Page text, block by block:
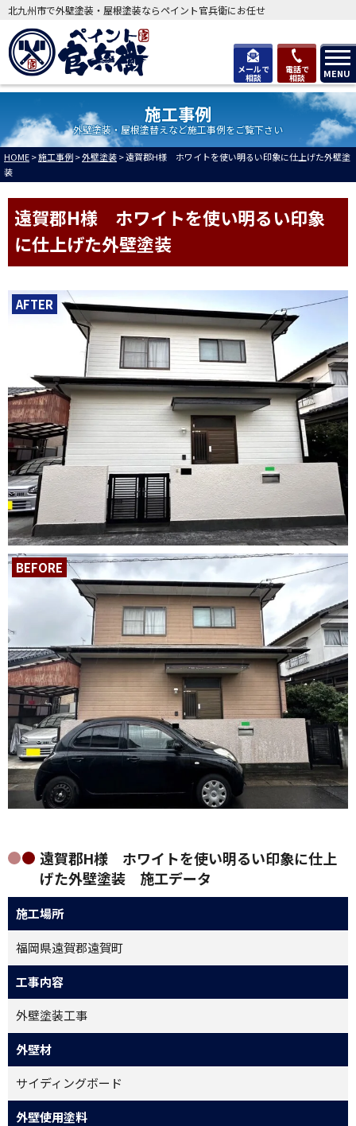
メールで
相談
電話で
相談 MENU
北九州市で外壁塗装・屋根塗装ならペイント官兵衛にお任せ
施工事例
外壁塗装・屋根塗替えなど施工事例をご覧下さい
HOME>施工事例>外壁塗装>遠賀郡H様 ホワイトを使い明るい印象に仕上げた外壁塗
装
遠賀郡H様 ホワイトを使い明るい印象
に仕上げた外壁塗装
AFTER
BEFORE
遠賀郡H様 ホワイトを使い明るい印象に仕上
げた外壁塗装 施工データ
施工場所
福岡県遠賀郡遠賀町
工事内容
外壁塗装工事
外壁材
サイディングボード
外壁使用塗料